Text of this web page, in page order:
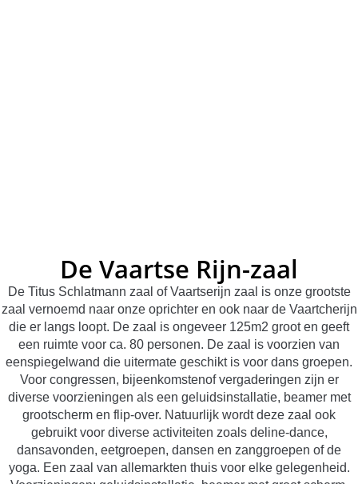
De Vaartse Rijn-zaal
De Titus Schlatmann zaal of Vaartserijn zaal is onze grootste
zaal vernoemd naar onze oprichter en ook naar de Vaartcherijn
die er langs loopt. De zaal is ongeveer 125m2 groot en geeft
een ruimte voor ca. 80 personen. De zaal is voorzien van
eenspiegelwand die uitermate geschikt is voor dans groepen.
Voor congressen, bijeenkomstenof vergaderingen zijn er
diverse voorzieningen als een geluidsinstallatie, beamer met
grootscherm en flip-over. Natuurlijk wordt deze zaal ook
gebruikt voor diverse activiteiten zoals deline-dance,
dansavonden, eetgroepen, dansen en zanggroepen of de
yoga. Een zaal van allemarkten thuis voor elke gelegenheid.